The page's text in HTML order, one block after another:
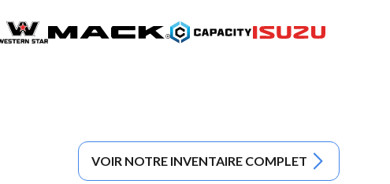
VOIR NOTRE INVENTAIRE COMPLET